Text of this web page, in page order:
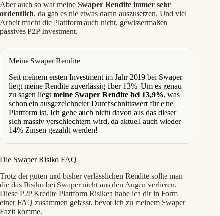
Aber auch so war meine Swaper Rendite immer sehr
ordentlich, da gab es nie etwas daran auszusetzen. Und viel
Arbeit macht die Plattform auch nicht, gewissermaßen
passives P2P Investment.
Meine Swaper Rendite
Seit meinem ersten Investment im Jahr 2019 bei Swaper
liegt meine Rendite zuverlässig über 13%. Um es genau
zu sagen liegt meine Swaper Rendite bei 13,9%, was
schon ein ausgezeichneter Durchschnittswert für eine
Plattform ist. Ich gehe auch nicht davon aus das dieser
sich massiv verschlechtern wird, da aktuell auch wieder
14% Zinsen gezahlt werden!
Die Swaper Risiko FAQ
Trotz der guten und bisher verlässlichen Rendite sollte man
die das Risiko bei Swaper nicht aus den Augen verlieren.
Diese P2P Kredite Plattform Risiken habe ich dir in Form
einer FAQ zusammen gefasst, bevor ich zu meinem Swaper
Fazit komme.